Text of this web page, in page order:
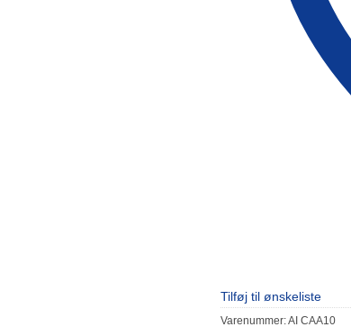
Tilføj til ønskeliste
Varenummer:AI CAA10